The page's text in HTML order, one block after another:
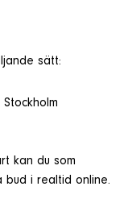
sätt:
kan du som
bud i realtid online.